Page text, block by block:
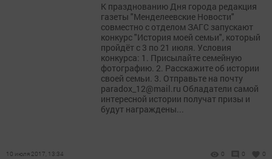
К празднованию Дня города редакция
газеты "Менделеевские Новости"
совместно с отделом ЗАГС запускают
конкурс "История моей семьи", который
пройдёт с 3 по 21 июля. Условия
конкурса: 1. Присылайте семейную
фотографию. 2. Расскажите об истории
своей семьи. 3. Отправьте на почту
paradox_12@mail.ru Обладатели самой
интересной истории получат призы и
будут награждены...
10 июля 2017, 13:34 0 0 0